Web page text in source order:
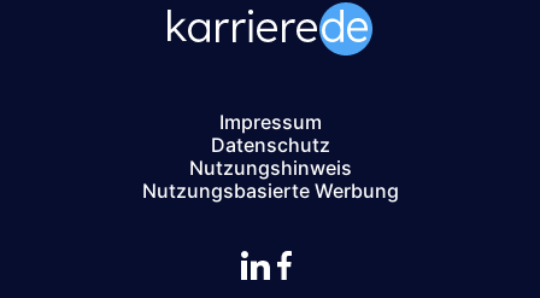
Impressum
Datenschutz
Nutzungshinweis
Nutzungsbasierte Werbung